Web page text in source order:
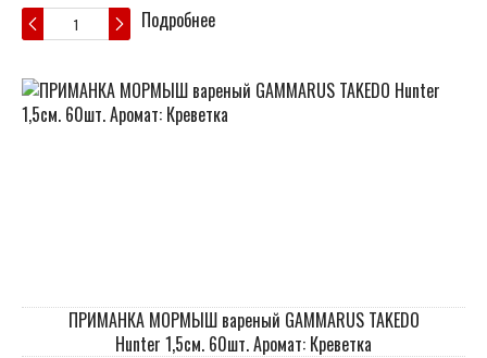
Подробнее
ПРИМАНКА МОРМЫШ вареный GAMMARUS TAKEDO
Hunter 1,5см. 60шт. Аромат: Креветка